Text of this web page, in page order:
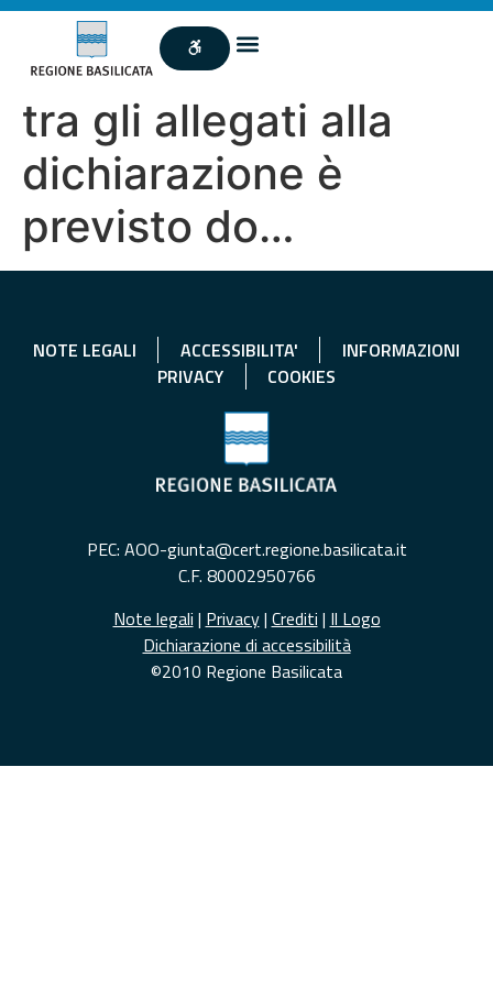
tra gli allegati alla
dichiarazione è
previsto do…
NOTE LEGALI ACCESSIBILITA'
INFORMAZIONI
PRIVACY
COOKIES
PEC: AOO-giunta@cert.regione.basilicata.it
C.F. 80002950766
Note legali | Privacy| Crediti | Il Logo
Dichiarazione di accessibilità
©2010 Regione Basilicata